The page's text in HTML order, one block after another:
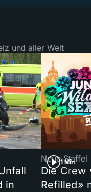
und aller Welt
in
1 Min
Neue Staffel
Die Crew
Refilled»